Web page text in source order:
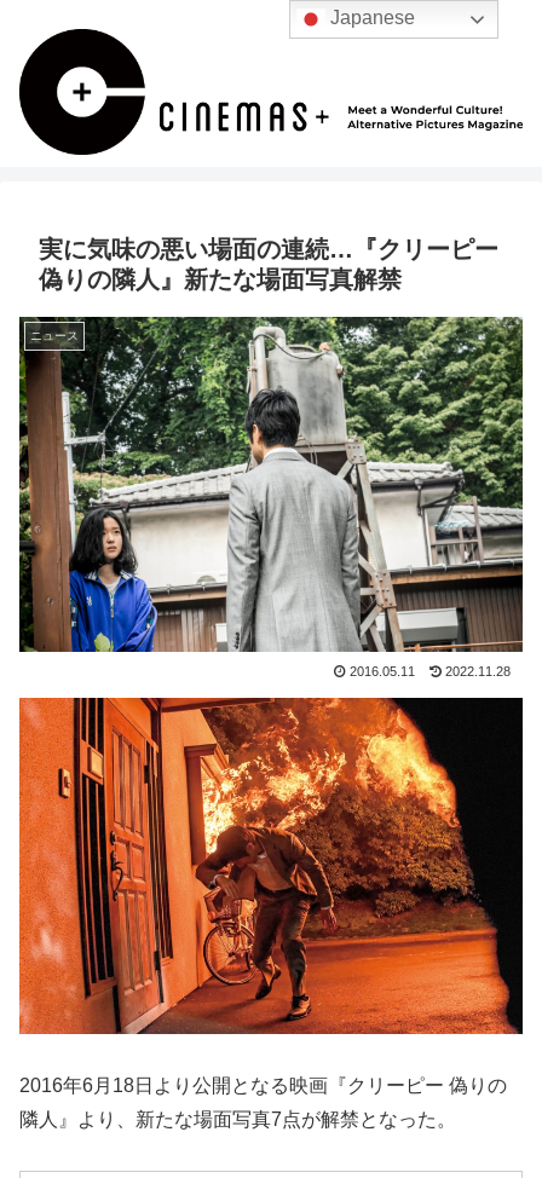
実に気味の悪い場面の連続…『クリーピー
偽りの隣人』新たな場面写真解禁
ニュース
2016.05.11 2022.11.28
2016年6月18日より公開となる映画『クリーピー 偽りの
隣人』より、新たな場面写真7点が解禁となった。
Japanese